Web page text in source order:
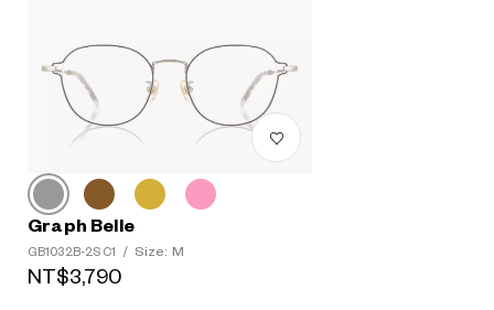
Graph Belle
GB1032B-2S C1 / Size: M
NT$3,790